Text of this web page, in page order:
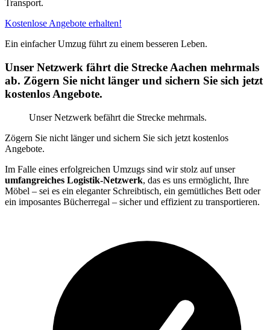
Transport.
Kostenlose Angebote erhalten!
Ein einfacher Umzug führt zu einem besseren Leben.
Unser Netzwerk fährt die Strecke Aachen mehrmals
ab. Zögern Sie nicht länger und sichern Sie sich jetzt
kostenlos Angebote.
Unser Netzwerk befährt die Strecke mehrmals.
Zögern Sie nicht länger und sichern Sie sich jetzt kostenlos
Angebote.
Im Falle eines erfolgreichen Umzugs sind wir stolz auf unser
umfangreiches Logistik-Netzwerk, das es uns ermöglicht, Ihre
Möbel – sei es ein eleganter Schreibtisch, ein gemütliches Bett oder
ein imposantes Bücherregal – sicher und effizient zu transportieren.